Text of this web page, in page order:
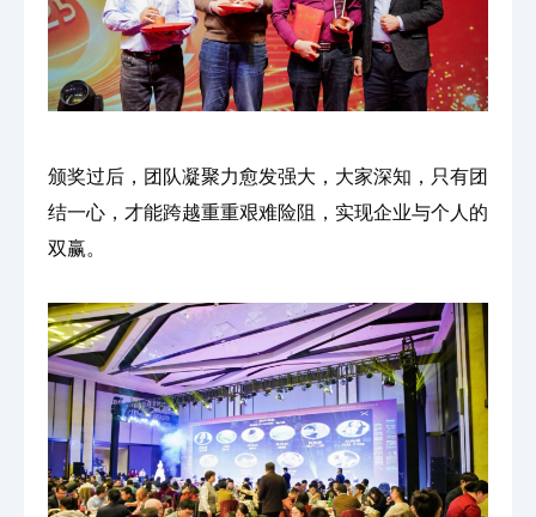
颁奖过后，团队凝聚力愈发强大，大家深知，只有团
结一心，才能跨越重重艰难险阻，实现企业与个人的
双赢。